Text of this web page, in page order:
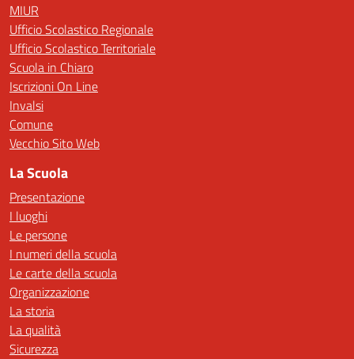
MIUR
Ufficio Scolastico Regionale
Ufficio Scolastico Territoriale
Scuola in Chiaro
Iscrizioni On Line
Invalsi
Comune
Vecchio Sito Web
La Scuola
Presentazione
I luoghi
Le persone
I numeri della scuola
Le carte della scuola
Organizzazione
La storia
La qualità
Sicurezza